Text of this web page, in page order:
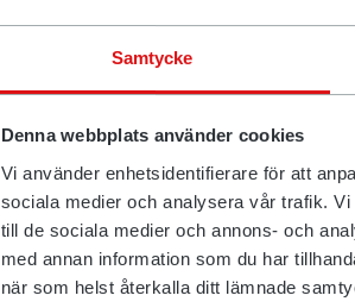
Samtycke
Denna webbplats använder cookies
Vi använder enhetsidentifierare för att
sociala medier och analysera vår trafik.
till de sociala medier och annons- och
med annan information som du har
när som helst återkalla ditt lämnade